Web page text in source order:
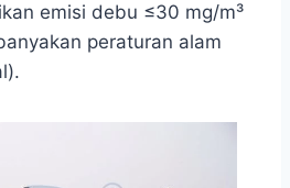
emisi debu ≤30 mg/m³
peraturan alam